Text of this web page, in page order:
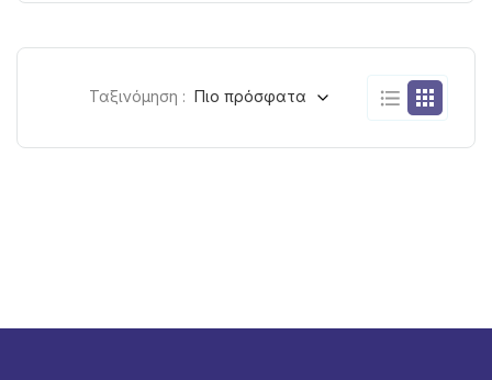
Ταξινόμηση : Πιο πρόσφατα